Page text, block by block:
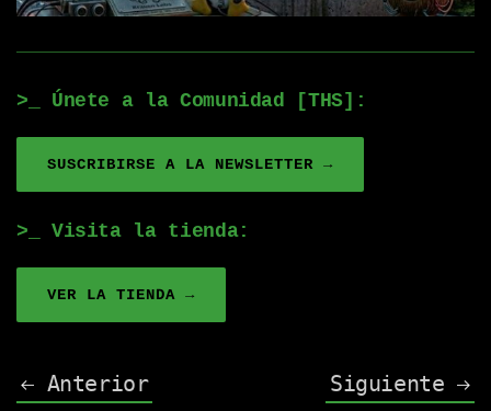
>_ Únete a la Comunidad [THS]:
SUSCRIBIRSE A LA NEWSLETTER →
>_ Visita la tienda:
VER LA TIENDA →
Anterior Siguiente